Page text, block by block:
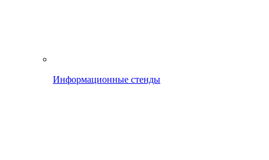
Информационные стенды